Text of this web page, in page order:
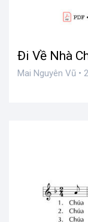
Đi Về Nhà
Mai Nguyên Vũ •